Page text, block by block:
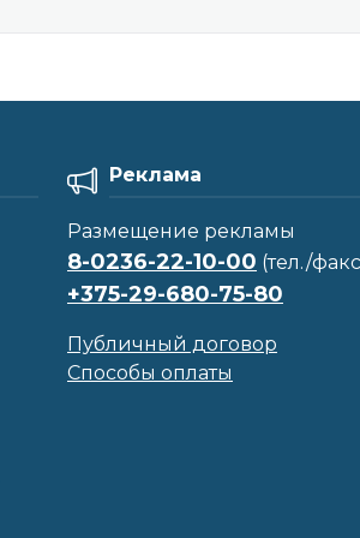
Реклама
Размещение рекламы
8-0236-22-10-00 (тел./
+375-29-680-75-80
Публичный договор
Способы оплаты